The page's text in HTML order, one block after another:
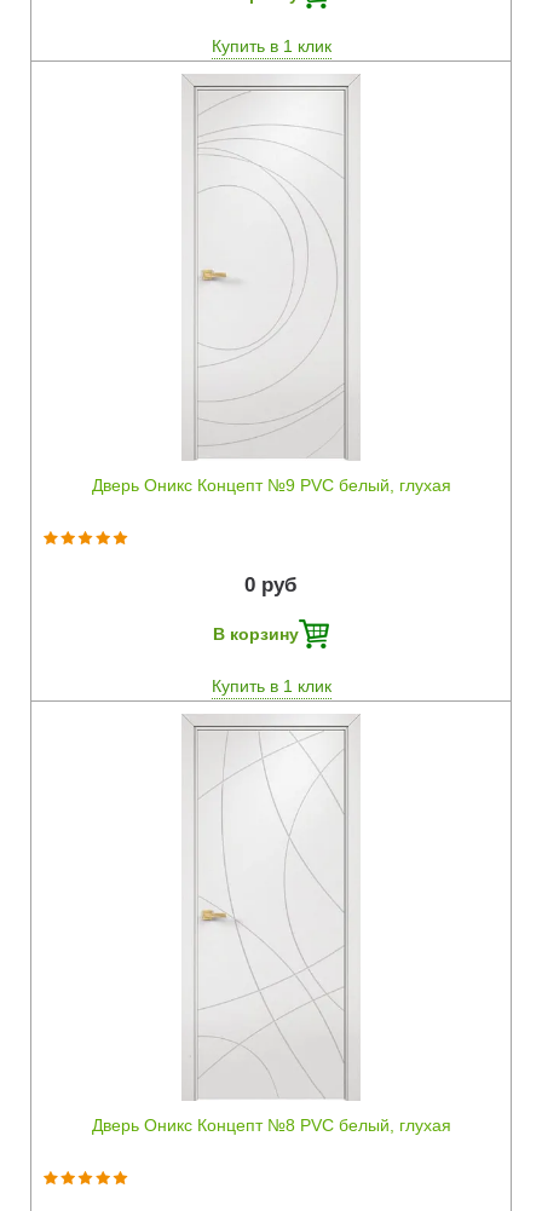
Купить в 1 клик
Дверь Оникс Концепт №9 PVC белый, глухая
Быстрый просмотр
0 руб
В корзину
Купить в 1 клик
Дверь Оникс Концепт №8 PVC белый, глухая
Быстрый просмотр